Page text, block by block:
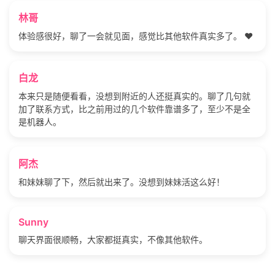
林哥
体验感很好，聊了一会就见面，感觉比其他软件真实多了。 ❤️
白龙
本来只是随便看看，没想到附近的人还挺真实的。聊了几句就
加了联系方式，比之前用过的几个软件靠谱多了，至少不是全
是机器人。
阿杰
和妹妹聊了下，然后就出来了。没想到妹妹活这么好！
Sunny
聊天界面很顺畅，大家都挺真实，不像其他软件。